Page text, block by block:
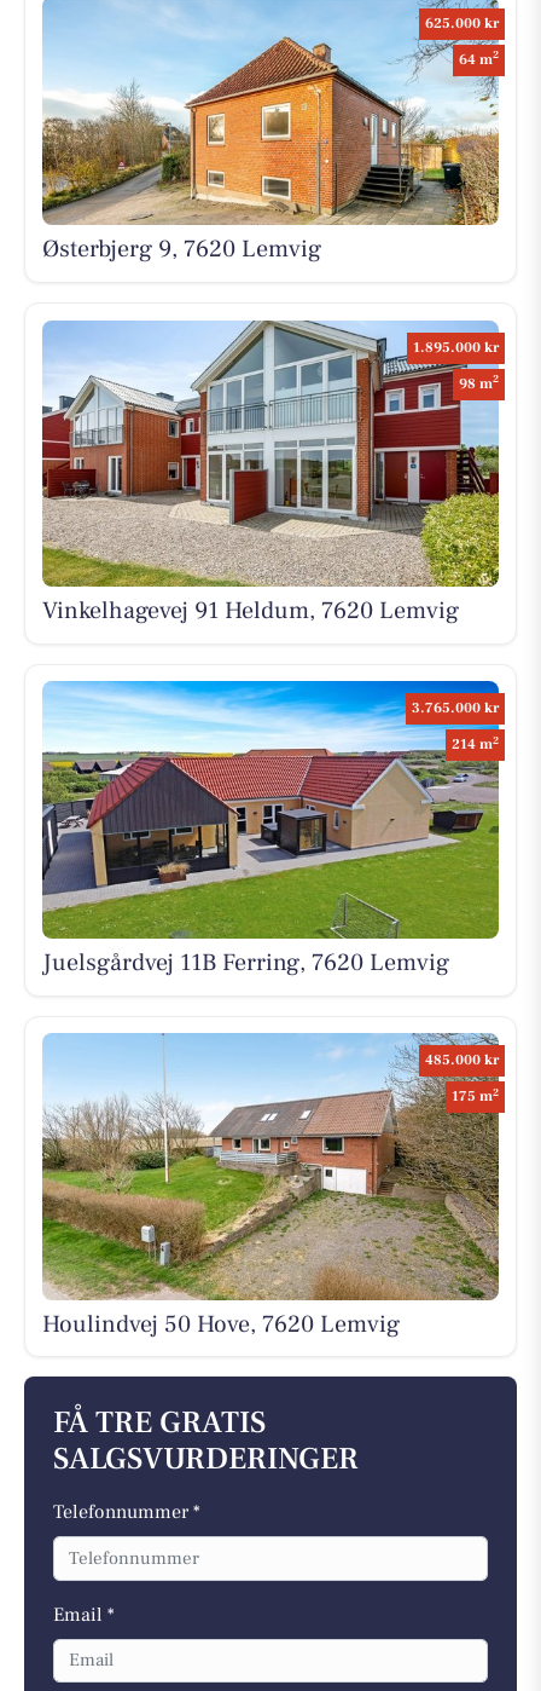
625.000 kr
64 m2
Østerbjerg 9, 7620 Lemvig
1.895.000 kr
98 m2
Vinkelhagevej 91 Heldum, 7620 Lemvig
3.765.000 kr
214 m2
Juelsgårdvej 11B Ferring, 7620 Lemvig
485.000 kr
175 m2
Houlindvej 50 Hove, 7620 Lemvig
FÅ TRE GRATIS
SALGSVURDERINGER
Telefonnummer *
Email *